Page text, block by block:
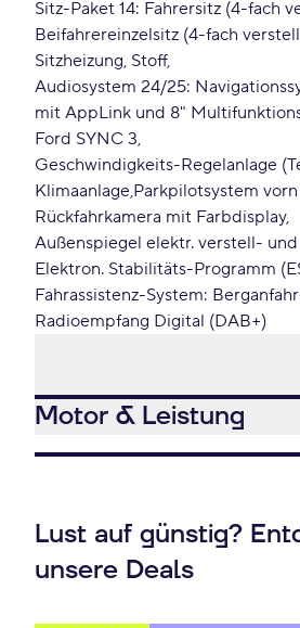
Sitz-Paket 14: Fahrersitz (4-fach
Beifahrereinzelsitz (4-fach
Sitzheizung, Stoff
Audiosystem 24/25:
mit AppLink und 8"
Ford SYNC 3
Geschwindigkeits-Regelanlage
Klimaanlage Parkpilotsystem
Rückfahrkamera mit Farbdisplay
Außenspiegel elektr. verstell-
Elektron. Stabilitäts-Programm
Fahrassistenz-System:
Radioempfang Digital (DAB+)
Motor & Leistung
Lust auf günstig?
unsere Deals